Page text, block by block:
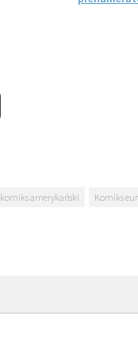
komiks amerykański Komiks